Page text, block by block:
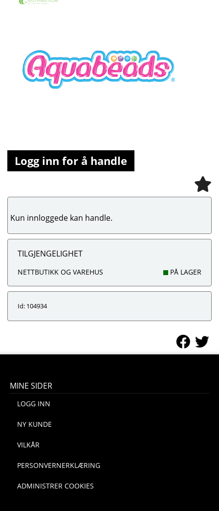
Logg inn for å handle
Kun innloggede kan handle.
TILGJENGELIGHET
NETTBUTIKK OG VAREHUS PÅ LAGER
Id: 104934
MINE SIDER
LOGG INN
NY KUNDE
VILKÅR
PERSONVERNERKLÆRING
ADMINISTRER COOKIES